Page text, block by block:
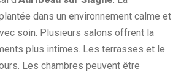
dans un environnement calme et
soin. Plusieurs salons offrent la
plus intimes. Les terrasses et le
Les chambres peuvent être